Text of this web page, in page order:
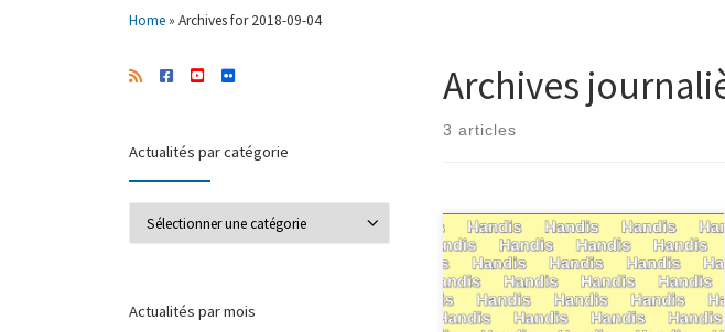
Home » Archives for 2018-09-04
Archives
3 articles
Actualités par catégorie
Actualités par mois